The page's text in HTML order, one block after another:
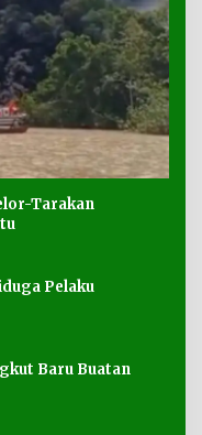
Tarakan
Pelaku
Baru Buatan